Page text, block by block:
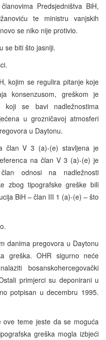
Predsjedništva BiH,
te ministru vanjskih
se niko nije protivio.
se biti što jasniji.
kojim se regulira pitanje koje
konsenzusom, greškom je
koji se bavi nadležnostima
u grozničavoj atmosferi
u Daytonu.
član V 3 (a)-(e) stavljena je
na član V 3 (a)-(e) je
odnosi na nadležnosti
zbog tipografske greške bili
BiH – član III 1 (a)-(e) – što
danima pregovora u Daytonu
greška. OHR sigurno neće
bosanskohercegovački
primjerci su deponirani u
potpisan u decembru 1995.
teme jeste da se moguća
greška mogla izbjeći